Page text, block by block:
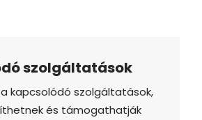
szolgáltatások
kapcsolódó szolgáltatások,
és támogathatják